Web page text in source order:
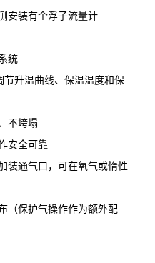
安装有个浮子流量计
统
节升温曲线、保温温度和保
不垮塌
安全可靠
装通气口，可在氧气或惰性
（保护气操作作为额外配